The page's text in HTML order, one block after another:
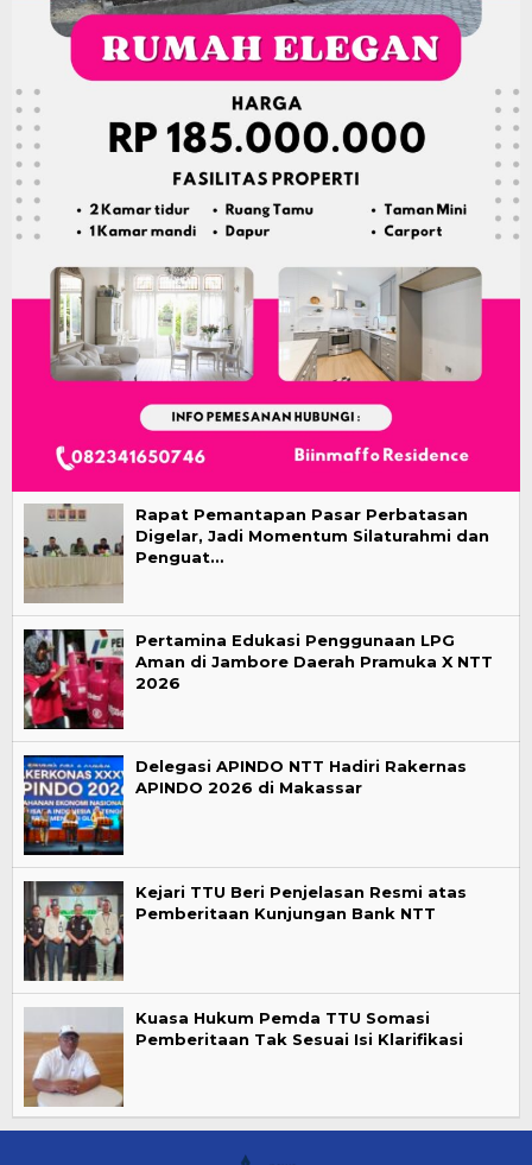
Rapat Pemantapan Pasar Perbatasan
Digelar, Jadi Momentum Silaturahmi dan
Penguat…
Pertamina Edukasi Penggunaan LPG
Aman di Jambore Daerah Pramuka X NTT
2026
Delegasi APINDO NTT Hadiri Rakernas
APINDO 2026 di Makassar
Kejari TTU Beri Penjelasan Resmi atas
Pemberitaan Kunjungan Bank NTT
Kuasa Hukum Pemda TTU Somasi
Pemberitaan Tak Sesuai Isi Klarifikasi